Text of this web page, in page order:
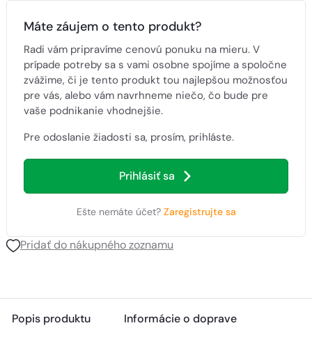
Máte záujem o tento produkt?
Radi vám pripravíme cenovú ponuku na mieru. V
prípade potreby sa s vami osobne spojíme a spoločne
zvážime, či je tento produkt tou najlepšou možnosťou
pre vás, alebo vám navrhneme niečo, čo bude pre
vaše podnikanie vhodnejšie.
Pre odoslanie žiadosti sa, prosím, prihláste.
Prihlásiť sa
Ešte nemáte účet? Zaregistrujte sa
Pridať do nákupného zoznamu
Popis produktu Informácie o doprave